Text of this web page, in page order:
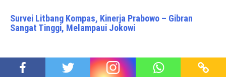
Survei Litbang Kompas, Kinerja Prabowo – Gibran
Sangat Tinggi, Melampaui Jokowi